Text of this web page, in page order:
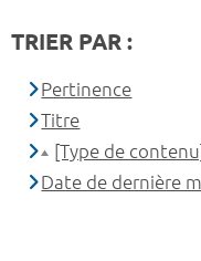
TRIER PAR :
Pertinence
Titre
[Type de
Date de dernière